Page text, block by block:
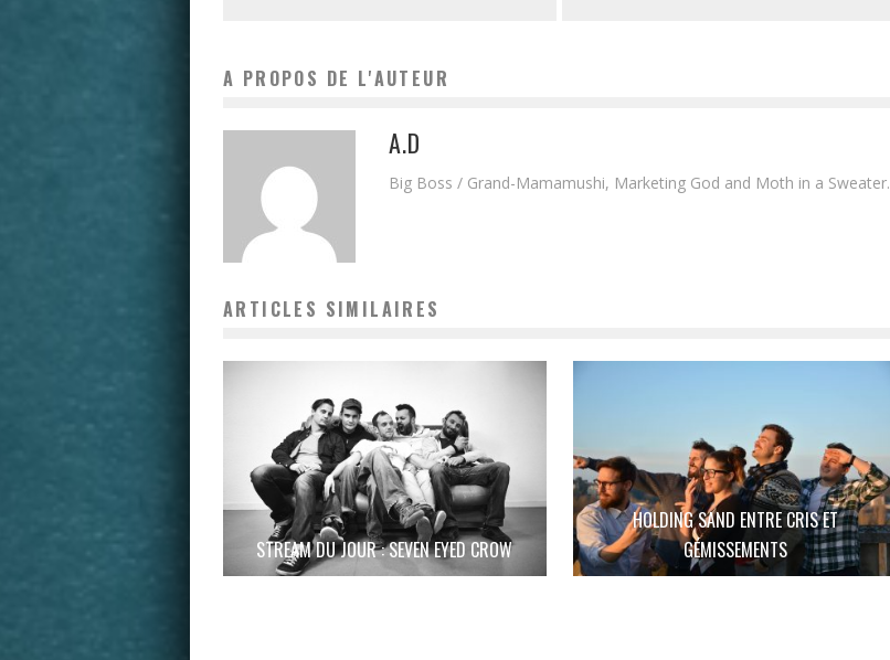
A PROPOS DE L'AUTEUR
A.D
Big Boss / Grand-Mamamushi, Marketing God and Moth in a Sweater.
ARTICLES SIMILAIRES
STREAM DU JOUR : SEVEN EYED CROW
HOLDING SAND ENTRE CRIS ET
GÉMISSEMENTS